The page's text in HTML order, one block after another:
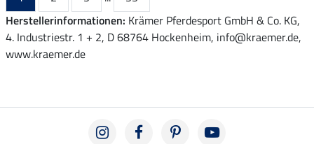
Herstellerinformationen: Krämer Pferdesport GmbH & Co. KG,
4. Industriestr. 1 + 2, D 68764 Hockenheim, info@kraemer.de,
www.kraemer.de